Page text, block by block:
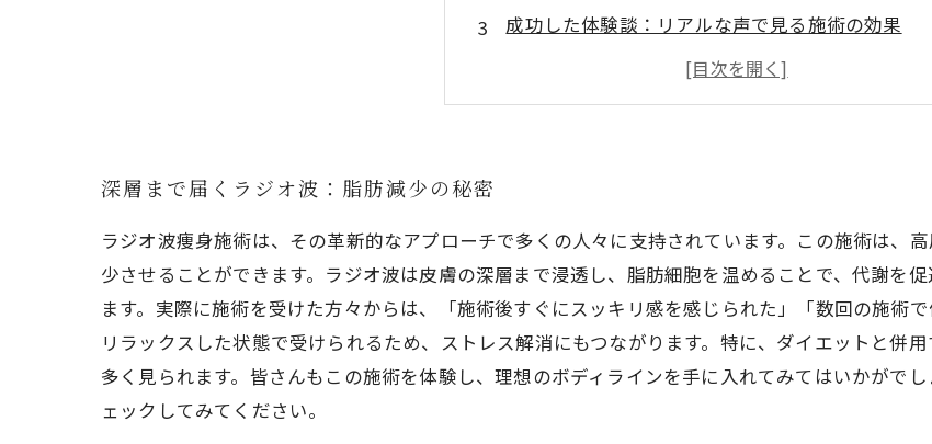
成功した体験談：リアルな声で見る施術の効果
美しいボディラインへの第一歩：ラジオ波痩身施
新たな自分を発見！ラジオ波痩身施術で得られる
深層まで届くラジオ波：脂肪減少の秘密
ラジオ波痩身施術は、その革新的なアプローチで多くの人々に支持されています。この施術は、
少させることができます。ラジオ波は皮膚の深層まで浸透し、脂肪細胞を温めることで、代謝を
ます。実際に施術を受けた方々からは、「施術後すぐにスッキリ感を感じられた」「数回の施術
リラックスした状態で受けられるため、ストレス解消にもつながります。特に、ダイエットと併
多く見られます。皆さんもこの施術を体験し、理想のボディラインを手に入れてみてはいかがで
ェックしてみてください。